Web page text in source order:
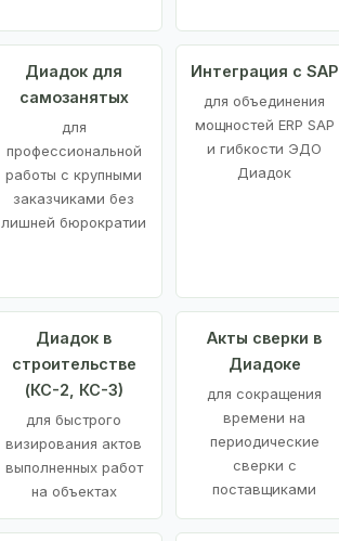
Диадок для
самозанятых
для
профессиональной
работы с крупными
заказчиками без
лишней бюрократии
Интеграция с SAP
для объединения
мощностей ERP SAP
и гибкости ЭДО
Диадок
Диадок в
строительстве
(КС-2, КС-3)
для быстрого
визирования актов
выполненных работ
на объектах
Акты сверки в
Диадоке
для сокращения
времени на
периодические
сверки с
поставщиками